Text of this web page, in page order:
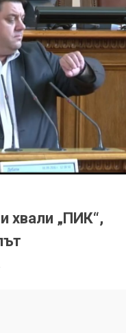
хвали „ПИК“,